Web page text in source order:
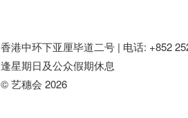
香港中环下亚厘毕道二号 | 电话: +852
逢星期日及公众假期休息
© 艺穗会 2026